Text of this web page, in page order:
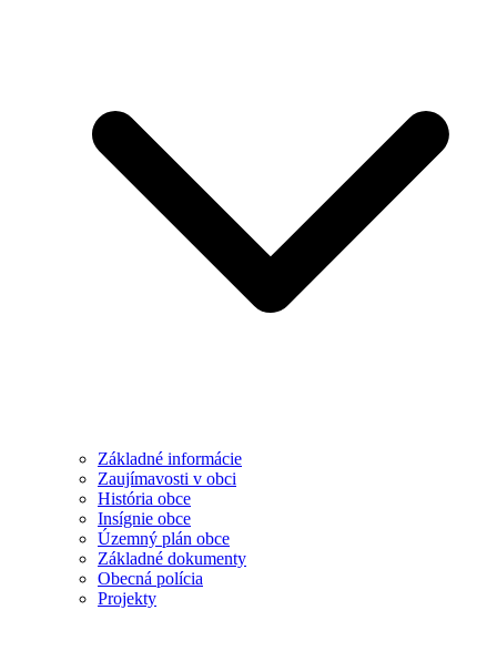
Základné informácie
Zaujímavosti v obci
História obce
Insígnie obce
Územný plán obce
Základné dokumenty
Obecná polícia
Projekty